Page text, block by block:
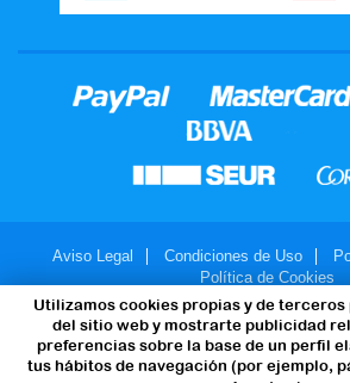
Utilizamos cookies propias y de
del sitio web y mostrarte publicidad
preferencias sobre la base de un perfil
tus hábitos de navegación (por ejemplo,
Aviso Legal Condiciones de Uso
Política de Cookies
© 2007-2026 -